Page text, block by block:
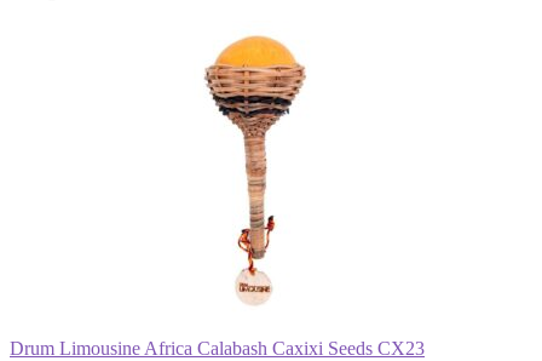
Drum Limousine Africa Calabash Caxixi Seeds CX23